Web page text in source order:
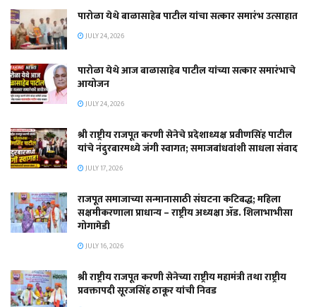
पारोळा येथे बाळासाहेब पाटील यांचा सत्कार समारंभ उत्साहात
JULY 24, 2026
पारोळा येथे आज बाळासाहेब पाटील यांच्या सत्कार समारंभाचे
आयोजन
JULY 24, 2026
श्री राष्ट्रीय राजपूत करणी सेनेचे प्रदेशाध्यक्ष प्रवीणसिंह पाटील
यांचे नंदुरबारमध्ये जंगी स्वागत; समाजबांधवांशी साधला संवाद
JULY 17, 2026
राजपूत समाजाच्या सन्मानासाठी संघटना कटिबद्ध; महिला
सक्षमीकरणाला प्राधान्य – राष्ट्रीय अध्यक्षा ॲड. शिलाभाभीसा
गोगामेडी
JULY 16, 2026
श्री राष्ट्रीय राजपूत करणी सेनेच्या राष्ट्रीय महामंत्री तथा राष्ट्रीय
प्रवक्तापदी सूरजसिंह ठाकूर यांची निवड